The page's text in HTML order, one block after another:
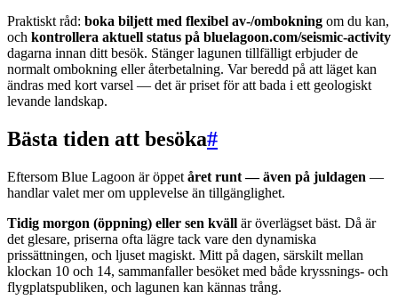
Praktiskt råd: boka biljett med flexibel av-/ombokning om du kan,
och kontrollera aktuell status på bluelagoon.com/seismic-activity
dagarna innan ditt besök. Stänger lagunen tillfälligt erbjuder de
normalt ombokning eller återbetalning. Var beredd på att läget kan
ändras med kort varsel — det är priset för att bada i ett geologiskt
levande landskap.
Bästa tiden att besöka#
Eftersom Blue Lagoon är öppet året runt — även på juldagen —
handlar valet mer om upplevelse än tillgänglighet.
Tidig morgon (öppning) eller sen kväll är överlägset bäst. Då är
det glesare, priserna ofta lägre tack vare den dynamiska
prissättningen, och ljuset magiskt. Mitt på dagen, särskilt mellan
klockan 10 och 14, sammanfaller besöket med både kryssnings- och
flygplatspubliken, och lagunen kan kännas trång.